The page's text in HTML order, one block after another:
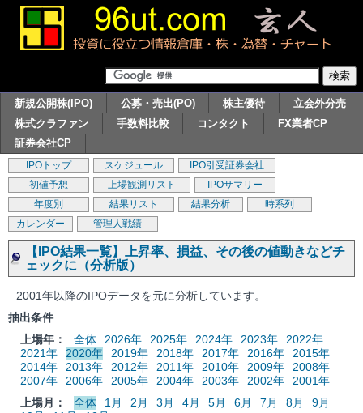
新規公開株(IPO) 公募・売出(PO) 株主優待
立会外分売
株式クラファン
手数料比較 コンタクト
FX業者CP
証券会社CP
IPOトップ スケジュール
IPO引受証券会社
初値予想
上場観測リスト
IPOサマリー
年度別
結果リスト 結果分析
時系列
カレンダー
管理人戦績
【IPO結果一覧】上昇率、損益、その後の値動きなどチ
ェックに（分析版）
2001年以降のIPOデータを元に分析しています。
抽出条件
上場年：
全体 2026年 2025年 2024年 2023年
2022年
2021年
2020年 2019年 2018年 2017年 2016年
2015年
2014年
2013年 2012年 2011年 2010年 2009年
2008年
2007年
2006年 2005年 2004年 2003年 2002年
2001年
上場月：
全体 1月 2月 3月 4月 5月 6月 7月 8月
9月